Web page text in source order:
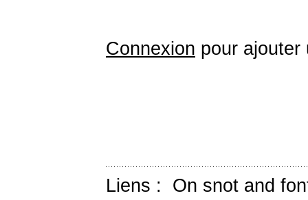
Connexion pour ajouter
Liens : On snot and